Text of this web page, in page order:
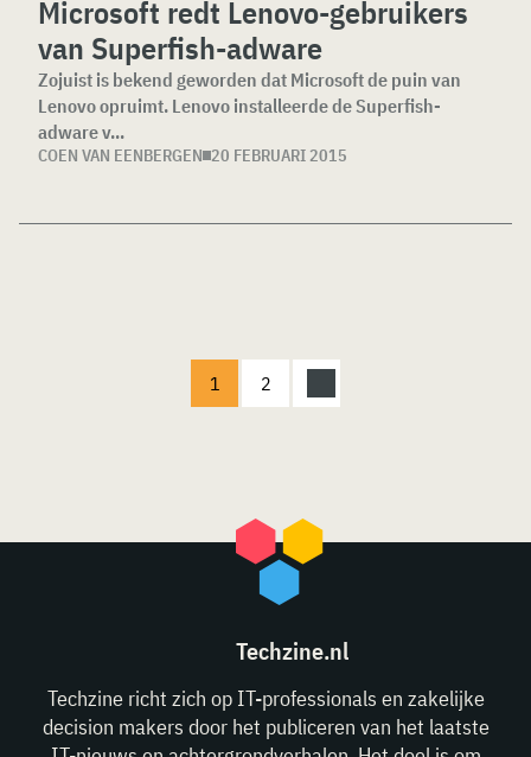
Microsoft redt Lenovo-gebruikers
van Superfish-adware
Zojuist is bekend geworden dat Microsoft de puin van
Lenovo opruimt. Lenovo installeerde de Superfish-
adware v...
COEN VAN EENBERGEN 20 FEBRUARI 2015
1 2
Techzine.nl
Techzine richt zich op IT-professionals en zakelijke
decision makers door het publiceren van het laatste